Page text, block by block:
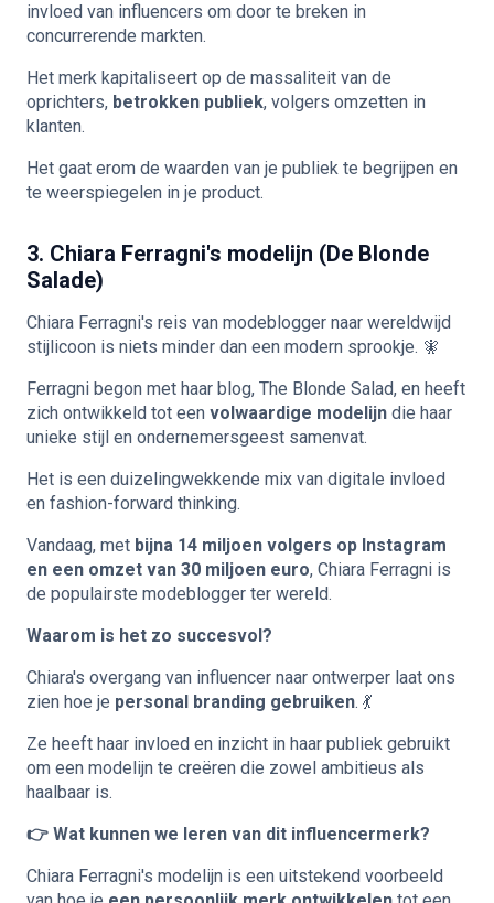
invloed van influencers om door te breken in
concurrerende markten.
Het merk kapitaliseert op de massaliteit van de
oprichters, betrokken publiek, volgers omzetten in
klanten.
Het gaat erom de waarden van je publiek te begrijpen en
te weerspiegelen in je product.
3. Chiara Ferragni's modelijn (De Blonde
Salade)
Chiara Ferragni's reis van modeblogger naar wereldwijd
stijlicoon is niets minder dan een modern sprookje. 🧚
Ferragni begon met haar blog, The Blonde Salad, en heeft
zich ontwikkeld tot een volwaardige modelijn die haar
unieke stijl en ondernemersgeest samenvat.
Het is een duizelingwekkende mix van digitale invloed
en fashion-forward thinking.
Vandaag, met bijna 14 miljoen volgers op Instagram
en een omzet van 30 miljoen euro, Chiara Ferragni is
de populairste modeblogger ter wereld.
Waarom is het zo succesvol?
Chiara's overgang van influencer naar ontwerper laat ons
zien hoe je personal branding gebruiken. 💃
Ze heeft haar invloed en inzicht in haar publiek gebruikt
om een modelijn te creëren die zowel ambitieus als
haalbaar is.
👉 Wat kunnen we leren van dit influencermerk?
Chiara Ferragni's modelijn is een uitstekend voorbeeld